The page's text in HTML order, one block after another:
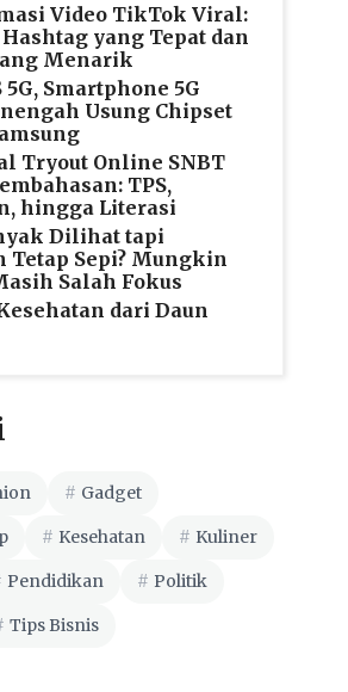
Video TikTok Viral:
yang Tepat dan
Menarik
5G, Smartphone 5G
Usung Chipset
Tryout Online SNBT
TPS,
hingga Literasi
Dilihat tapi
Tetap Sepi? Mungkin
Salah Fokus
dari Daun
Gadget
Kesehatan Kuliner
Pendidikan Politik
Tips Bisnis